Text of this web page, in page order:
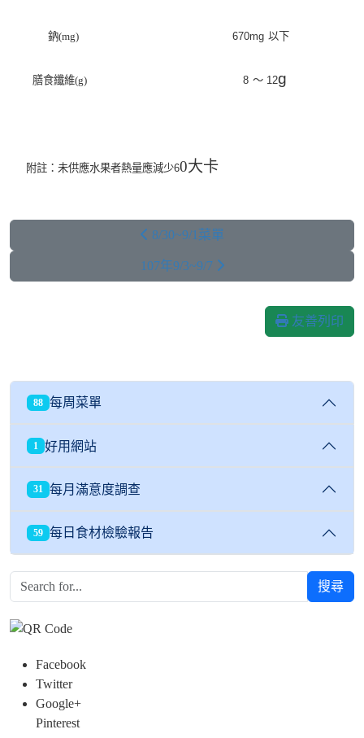
鈉(mg) 670mg 以下
膳食纖維(g) 8 ～ 12g
附註：未供應水果者熱量應減少60大卡
8/30~9/1菜單
107年9/3~9/7
友善列印
88 每周菜單
1 好用網站
31 每月滿意度調查
59 每日食材檢驗報告
搜尋
Facebook
Twitter
Google+
Pinterest